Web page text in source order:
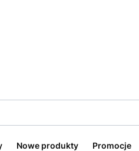
Nowe produkty Promocje